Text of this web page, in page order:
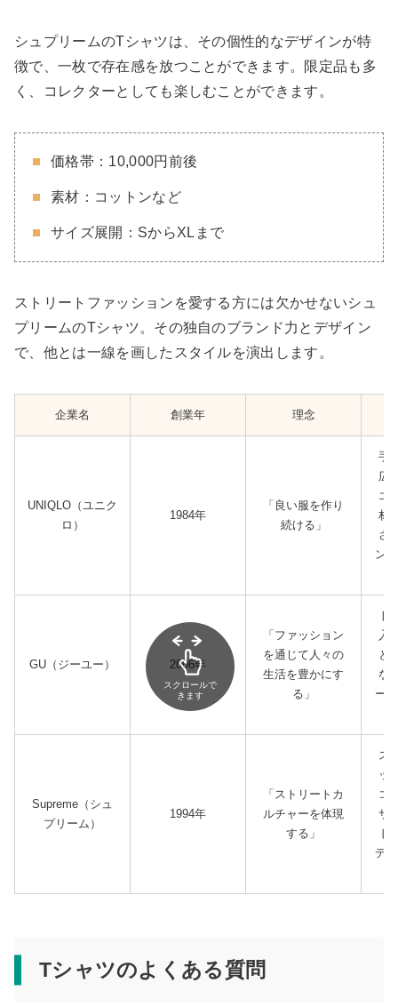
シュプリームのTシャツは、その個性的なデザインが特
徴で、一枚で存在感を放つことができます。限定品も多
く、コレクターとしても楽しむことができます。
価格帯：10,000円前後
素材：コットンなど
サイズ展開：SからXLまで
ストリートファッションを愛する方には欠かせないシュ
プリームのTシャツ。その独自のブランド力とデザイン
で、他とは一線を画したスタイルを演出します。
企業名 創業年 理念
UNIQLO（ユニク
ロ）
1984年
「良い服を作り
続ける」
手
広
エ
材
さ
ン
GU（ジーユー） 2006年
「ファッション
を通じて人々の
生活を豊かにす
る」
ト
入
と
な
ー
Supreme（シュ
プリーム）
1994年
「ストリートカ
ルチャーを体現
する」
ス
ッ
コ
ザ
ド
デ
スクロールで
きます
Tシャツのよくある質問